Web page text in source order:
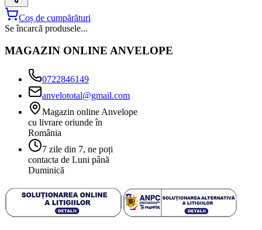
Coș de cumpărături
Se încarcă produsele...
MAGAZIN ONLINE ANVELOPE
0722846149
anvelototal@gmail.com
Magazin online Anvelope
cu livrare oriunde în
România
7 zile din 7, ne poți
contacta de Luni până
Duminică